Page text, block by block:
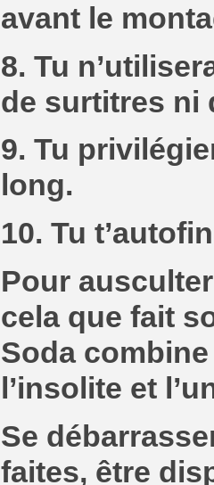
avant le
8. Tu
de surtitres ni
9. Tu
long.
10. Tu
Pour
cela que fait
Soda
l’insolite et
Se
faites, être